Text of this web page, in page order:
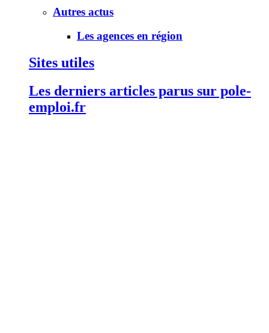
Autres actus
Les agences en région
Sites utiles
Les derniers articles parus sur pole-
emploi.fr